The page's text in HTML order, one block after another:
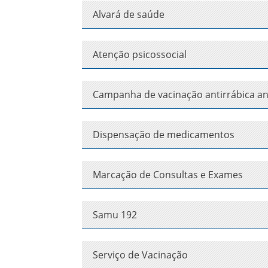
Alvará de saúde
Atenção psicossocial
Campanha de vacinação antirrábica
Dispensação de medicamentos
Marcação de Consultas e Exames
Samu 192
Serviço de Vacinação